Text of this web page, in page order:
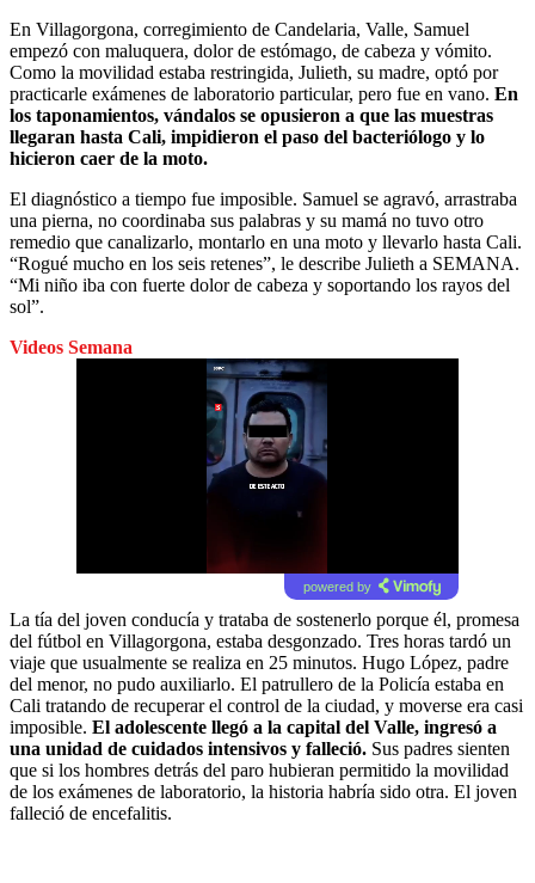
En Villagorgona, corregimiento de Candelaria, Valle, Samuel
empezó con maluquera, dolor de estómago, de cabeza y vómito.
Como la movilidad estaba restringida, Julieth, su madre, optó por
practicarle exámenes de laboratorio particular, pero fue en vano. En
los taponamientos, vándalos se opusieron a que las muestras
llegaran hasta Cali, impidieron el paso del bacteriólogo y lo
hicieron caer de la moto.
El diagnóstico a tiempo fue imposible. Samuel se agravó, arrastraba
una pierna, no coordinaba sus palabras y su mamá no tuvo otro
remedio que canalizarlo, montarlo en una moto y llevarlo hasta Cali.
“Rogué mucho en los seis retenes”, le describe Julieth a SEMANA.
“Mi niño iba con fuerte dolor de cabeza y soportando los rayos del
sol”.
Videos Semana
powered by
La tía del joven conducía y trataba de sostenerlo porque él, promesa
del fútbol en Villagorgona, estaba desgonzado. Tres horas tardó un
viaje que usualmente se realiza en 25 minutos. Hugo López, padre
del menor, no pudo auxiliarlo. El patrullero de la Policía estaba en
Cali tratando de recuperar el control de la ciudad, y moverse era casi
imposible. El adolescente llegó a la capital del Valle, ingresó a
una unidad de cuidados intensivos y falleció. Sus padres sienten
que si los hombres detrás del paro hubieran permitido la movilidad
de los exámenes de laboratorio, la historia habría sido otra. El joven
falleció de encefalitis.